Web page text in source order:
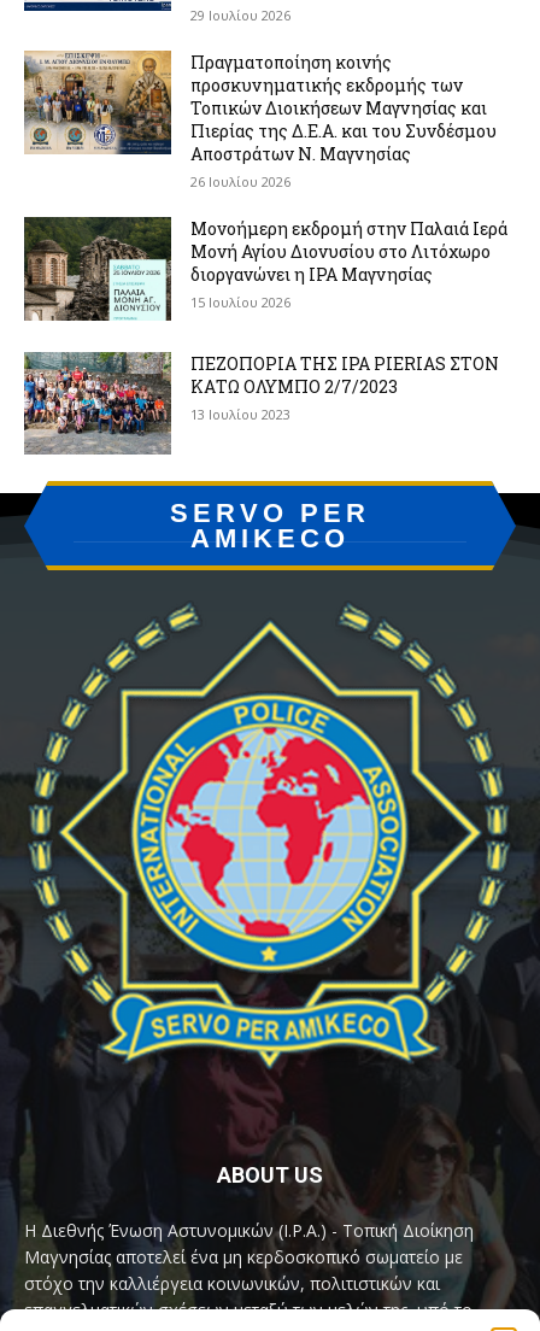
29 Ιουλίου 2026
Πραγματοποίηση κοινής
προσκυνηματικής εκδρομής των
Τοπικών Διοικήσεων Μαγνησίας και
Πιερίας της Δ.Ε.Α. και του Συνδέσμου
Αποστράτων Ν. Μαγνησίας
26 Ιουλίου 2026
Μονοήμερη εκδρομή στην Παλαιά Ιερά
Μονή Αγίου Διονυσίου στο Λιτόχωρο
διοργανώνει η IPA Μαγνησίας
15 Ιουλίου 2026
ΠΕΖΟΠΟΡΙΑ ΤΗΣ IPA PIERIAS ΣΤΟΝ
ΚΑΤΩ ΟΛΥΜΠΟ 2/7/2023
13 Ιουλίου 2023
SERVO PER
AMIKECO
ABOUT US
Η Διεθνής Ένωση Αστυνομικών (I.P.A.) - Τοπική Διοίκηση
Μαγνησίας αποτελεί ένα μη κερδοσκοπικό σωματείο με
στόχο την καλλιέργεια κοινωνικών, πολιτιστικών και
επαγγελματικών σχέσεων μεταξύ των μελών της, υπό το